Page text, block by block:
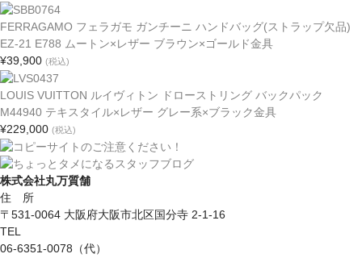
FERRAGAMO フェラガモ ガンチーニ ハンドバッグ(ストラップ欠品)
EZ-21 E788 ムートン×レザー ブラウン×ゴールド金具
¥39,900 (税込)
LOUIS VUITTON ルイヴィトン ドローストリング バックパック
M44940 テキスタイル×レザー グレー系×ブラック金具
¥229,000 (税込)
株式会社丸万質舗
住 所
〒531-0064 大阪府大阪市北区国分寺 2-1-16
TEL
06-6351-0078（代）